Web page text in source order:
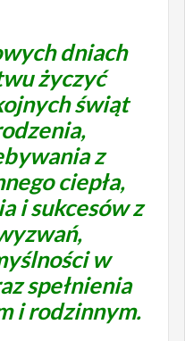
dniach
życzyć
świąt
z
ciepła,
i sukcesów z
w
spełnienia
i rodzinnym.